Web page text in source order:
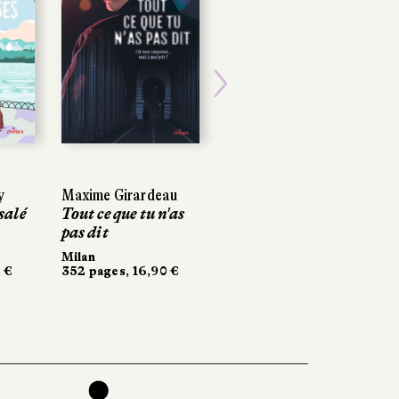
€
Maxime Girardeau
Tout ce que tu n'as
pas dit
Milan
352 pages, 16,90 €
€
Maxime Girardeau
Tout ce que tu n'as
pas dit
Milan
352 pages, 16,90 €